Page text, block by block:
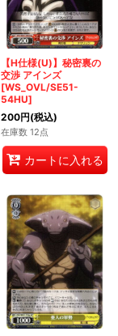
【H仕様(U)】秘密裏の
交渉 アインズ
[WS_OVL/SE51-
54HU]
200円(税込)
在庫数 12点
カートに入れる